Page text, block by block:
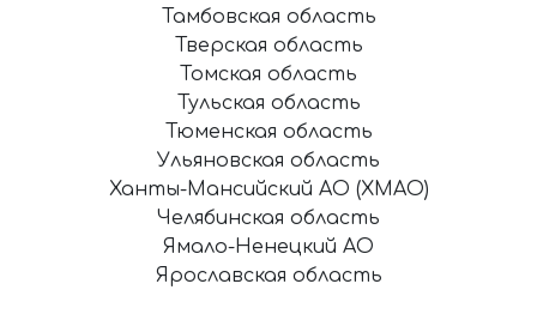
Тамбовская область
Тверская область
Томская область
Тульская область
Тюменская область
Ульяновская область
Ханты-Мансийский АО (ХМАО)
Челябинская область
Ямало-Ненецкий АО
Ярославская область